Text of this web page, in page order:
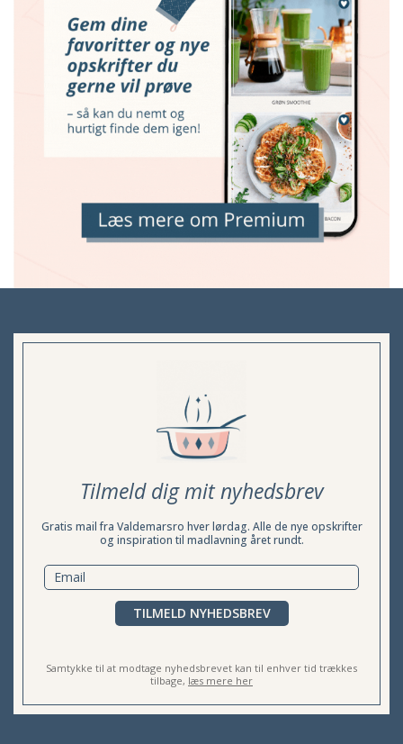
Tilmeld dig mit nyhedsbrev
Gratis mail fra Valdemarsro hver lørdag. Alle de nye opskrifter
og inspiration til madlavning året rundt.
TILMELD NYHEDSBREV
Samtykke til at modtage nyhedsbrevet kan til enhver tid trækkes
tilbage, læs mere her